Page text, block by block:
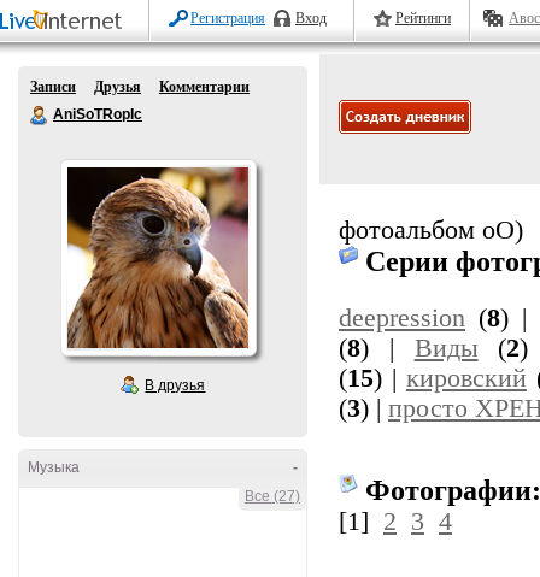
Регистрация Вход Рейтинги
Записи Друзья
Комментарии
AniSoTRopIc
В друзья
-
Музыка
Все (27)
фотоальбом оО)
Серии
deepression (8) |
(8) | Виды (2
(15) | кировский
(3) | просто
[1] 2 3 4